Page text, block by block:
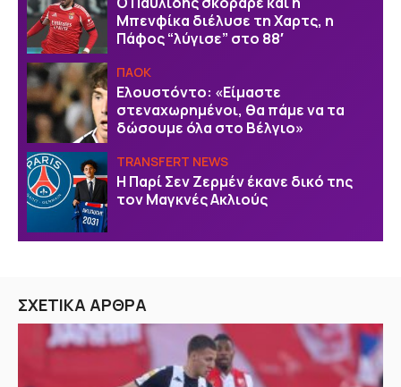
Μπενφίκα διέλυσε τη Χαρτς, η
Πάφος “λύγισε” στο 88′
ΠΑΟΚ
Ελουστόντο: «Είμαστε
στεναχωρημένοι, θα πάμε να τα
δώσουμε όλα στο Βέλγιο»
TRANSFERT NEWS
Η Παρί Σεν Ζερμέν έκανε δικό της
τον Μαγκνές Ακλιούς
ΣΧΕΤΙΚΑ ΑΡΘΡΑ